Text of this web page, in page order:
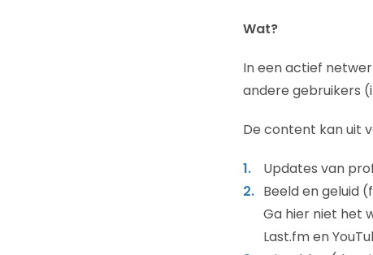
Wat?
In een actief
andere gebruikers
De content kan uit
Updates van
Beeld en geluid
Ga hier niet het
Last.fm en